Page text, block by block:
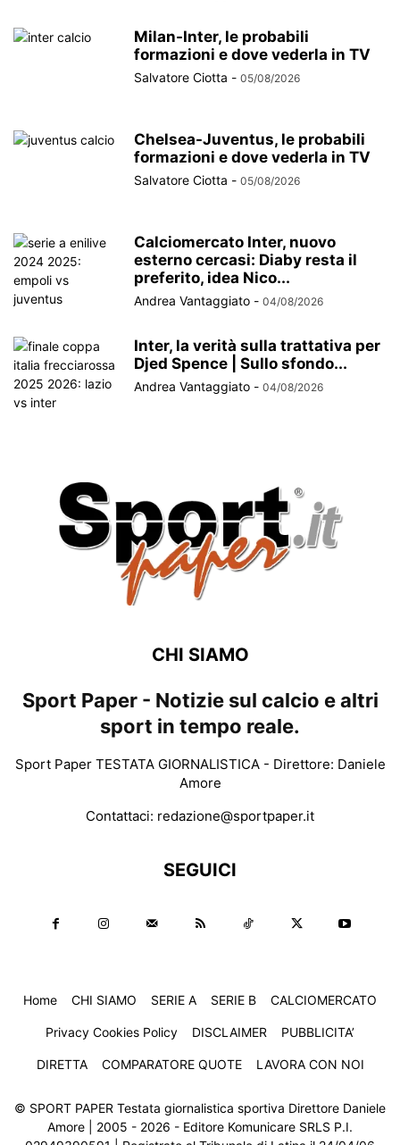
Milan-Inter, le probabili
formazioni e dove vederla in TV
Salvatore Ciotta - 05/08/2026
Chelsea-Juventus, le probabili
formazioni e dove vederla in TV
Salvatore Ciotta - 05/08/2026
Calciomercato Inter, nuovo
esterno cercasi: Diaby resta il
preferito, idea Nico...
Andrea Vantaggiato - 04/08/2026
Inter, la verità sulla trattativa per
Djed Spence | Sullo sfondo...
Andrea Vantaggiato - 04/08/2026
CHI SIAMO
Sport Paper - Notizie sul calcio e altri
sport in tempo reale.
Sport Paper TESTATA GIORNALISTICA - Direttore: Daniele
Amore
Contattaci: redazione@sportpaper.it
SEGUICI
Home CHI SIAMO SERIE A SERIE B CALCIOMERCATO
Privacy Cookies Policy DISCLAIMER PUBBLICITA’
DIRETTA COMPARATORE QUOTE LAVORA CON NOI
© SPORT PAPER Testata giornalistica sportiva Direttore Daniele
Amore | 2005 - 2026 - Editore Komunicare SRLS P.I.